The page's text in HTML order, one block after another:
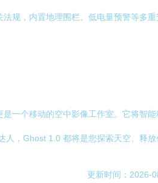
规，内置地理围栏、低电量预警等多
一个移动的空中影像工作室。它将智
，Ghost 1.0 都将是您探索天空、释
更新时间：2026-